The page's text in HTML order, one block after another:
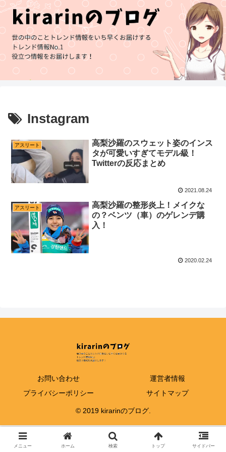
Instagram
アスリート
高梨沙羅のスウェット姿のインス
タが可愛いすぎてモデル級！
Twitterの反応まとめ
2021.08.24
アスリート
高梨沙羅の整形炎上！メイクな
の？ベンツ（車）のゲレンデ購
入！
2020.02.24
お問い合わせ
運営者情報
プライバシーポリシー
サイトマップ
© 2019 kirarinのブログ.
メニュー ホーム 検索 トップ サイドバー